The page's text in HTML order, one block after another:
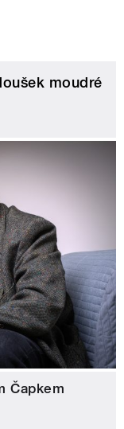
moudré
Čapkem